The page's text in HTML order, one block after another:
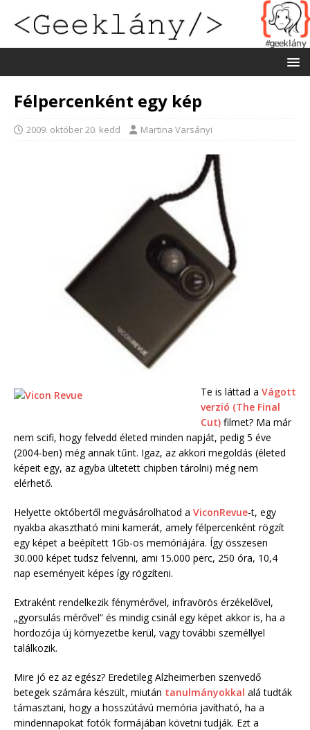
Félpercenként egy kép
2009. október 20. kedd Martina Varsányi
Te is láttad a Vágott
verzió (The Final
Cut) filmet? Ma már
nem scifi, hogy felvedd életed minden napját, pedig 5 éve
(2004-ben) még annak tűnt. Igaz, az akkori megoldás (életed
képeit egy, az agyba ültetett chipben tárolni) még nem
elérhető.
Helyette októbertől megvásárolhatod a ViconRevue-t, egy
nyakba akasztható mini kamerát, amely félpercenként rögzít
egy képet a beépített 1Gb-os memóriájára. Így összesen
30.000 képet tudsz felvenni, ami 15.000 perc, 250 óra, 10,4
nap eseményeit képes így rögzíteni.
Extraként rendelkezik fénymérővel, infravörös érzékelővel,
„gyorsulás mérővel” és mindig csinál egy képet akkor is, ha a
hordozója új környezetbe kerül, vagy további személlyel
találkozik.
Mire jó ez az egész? Eredetileg Alzheimerben szenvedő
betegek számára készült, miután tanulmányokkal alá tudták
támasztani, hogy a hosszútávú memória javítható, ha a
mindennapokat fotók formájában követni tudják. Ezt a